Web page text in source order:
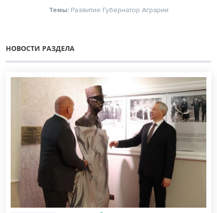
Темы: Развитие Губернатор Аграрии
НОВОСТИ РАЗДЕЛА